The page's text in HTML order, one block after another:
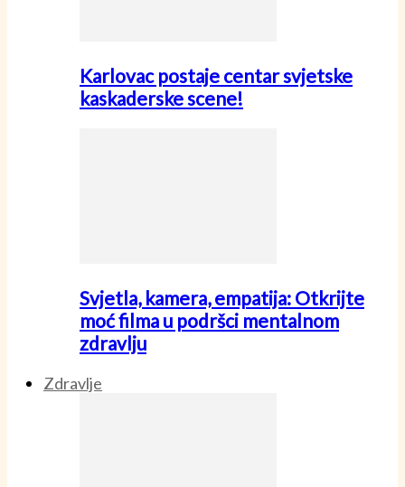
Karlovac postaje centar svjetske
kaskaderske scene!
Svjetla, kamera, empatija: Otkrijte
moć filma u podršci mentalnom
zdravlju
Zdravlje